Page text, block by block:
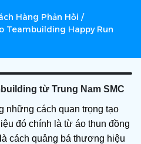
Hàng Phản Hồi /
Teambuilding Happy Run
từ Trung Nam SMC
những cách quan trọng tạo
đó chính là từ áo thun đồng
là cách quảng bá thương hiệu